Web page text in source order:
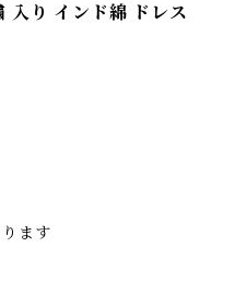
り インド綿 ドレス
ます